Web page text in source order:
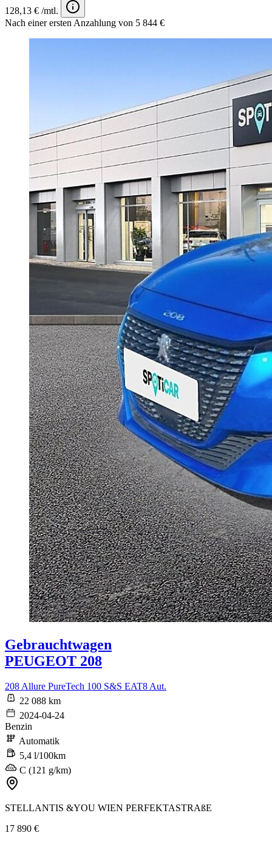
128,13 € /mtl.
Nach einer ersten Anzahlung von 5 844 €
Gebrauchtwagen
PEUGEOT 208
208 Allure PureTech 100 S&S EAT8 Aut.
22 088 km
2024-04-24
Benzin
Automatik
5,4 l/100km
C (121 g/km)
STELLANTIS &YOU WIEN PERFEKTASTRAßE
17 890 €